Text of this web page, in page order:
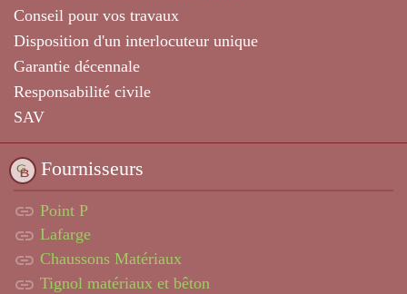
Conseil pour vos travaux
Disposition d'un interlocuteur unique
Garantie décennale
Responsabilité civile
SAV
Fournisseurs
link Point P
link Lafarge
link Chaussons Matériaux
link Tignol matériaux et bêton